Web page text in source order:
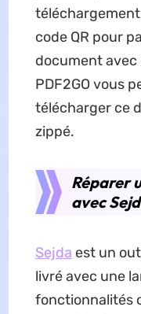
code QR pour
document
PDF2GO vous
télécharger ce
zippé.
Réparer
avec
Sejda est un
livré avec une
fonctionnalités